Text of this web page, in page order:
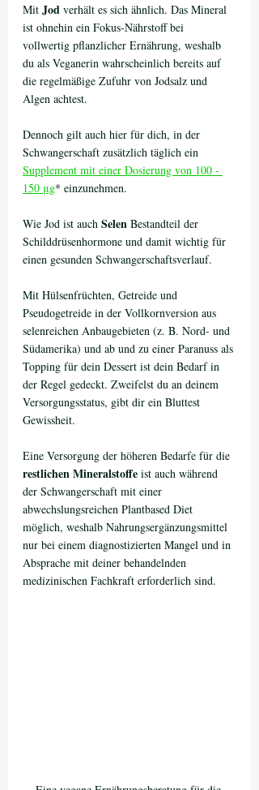
Mit Jod verhält es sich ähnlich. Das Mineral
ist ohnehin ein Fokus-Nährstoff bei
vollwertig pflanzlicher Ernährung, weshalb
du als Veganerin wahrscheinlich bereits auf
die regelmäßige Zufuhr von Jodsalz und
Algen achtest.
Dennoch gilt auch hier für dich, in der
Schwangerschaft zusätzlich täglich ein
Supplement mit einer Dosierung von 100 -
150 μg* einzunehmen.
Wie Jod ist auch Selen Bestandteil der
Schilddrüsenhormone und damit wichtig für
einen gesunden Schwangerschaftsverlauf.
Mit Hülsenfrüchten, Getreide und
Pseudogetreide in der Vollkornversion aus
selenreichen Anbaugebieten (z. B. Nord- und
Südamerika) und ab und zu einer Paranuss als
Topping für dein Dessert ist dein Bedarf in
der Regel gedeckt. Zweifelst du an deinem
Versorgungsstatus, gibt dir ein Bluttest
Gewissheit.
Eine Versorgung der höheren Bedarfe für die
restlichen Mineralstoffe ist auch während
der Schwangerschaft mit einer
abwechslungsreichen Plantbased Diet
möglich, weshalb Nahrungsergänzungsmittel
nur bei einem diagnostizierten Mangel und in
Absprache mit deiner behandelnden
medizinischen Fachkraft erforderlich sind.